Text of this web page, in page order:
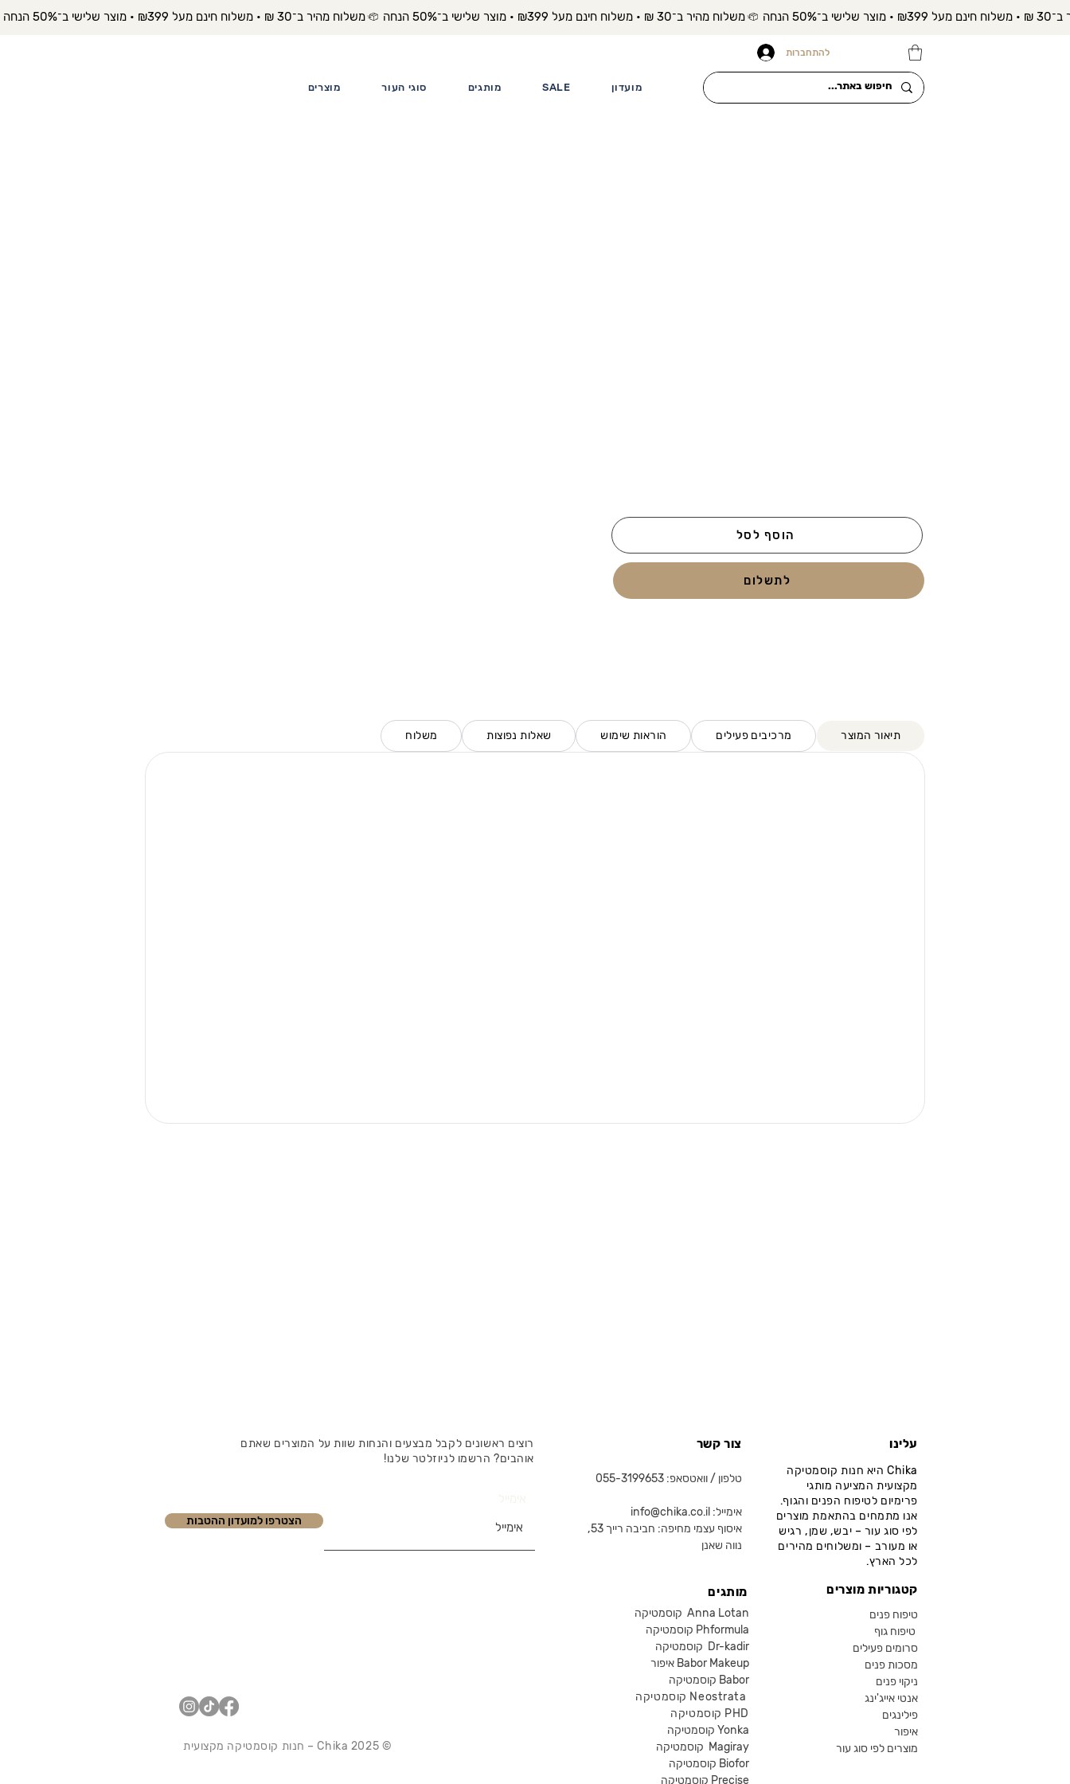
משלוח מהיר ב־30 ₪ • משלוח חינם מעל ₪399 • מוצר שלישי ב־50% הנחה
מוצרים סוגי העור מותגים SALE מועדון
להתחברות
הוסף לסל
לתשלום
תיאור המוצר מרכיבים פעילים הוראות שימוש שאלות נפוצות משלוח
רוצים ראשונים לקבל מבצעים והנחות שוות על המוצרים שאתם
אוהבים? הרשמו לניוזלטר שלנו!
הצטרפו למועדון ההטבות
© 2025 Chika – חנות קוסמטיקה מקצועית
צור קשר
טלפון / וואטסאפ: 055-3199653
אימייל: info@chika.co.il
איסוף עצמי מחיפה: חביבה רייך 53,
נווה שאנן
מותגים
קוסמטיקה Anna Lotan
קוסמטיקה Phformula
קוסמטיקה Dr-kadir
איפור Babor Makeup
קוסמטיקה Babor
קוסמטיקה Neostrata
קוסמטיקה PHD
קוסמטיקה Yonka
Magiray
קוסמטיקה Biofor
קוסמטיקה Precise
עלינו
Chika היא חנות קוסמטיקה
מקצועית המציעה מותגי
פרימיום לטיפוח הפנים והגוף.
אנו מתמחים בהתאמת מוצרים
לפי סוג עור – יבש, שמן, רגיש
או מעורב – ומשלוחים מהירים
לכל הארץ.
קטגוריות מוצרים
טיפוח פנים
טיפוח גוף
סרומים פעילים
מסכות פנים
ניקוי פנים
אנטי אייג'ינג
פילינגים
איפור
מוצרים לפי סוג עור